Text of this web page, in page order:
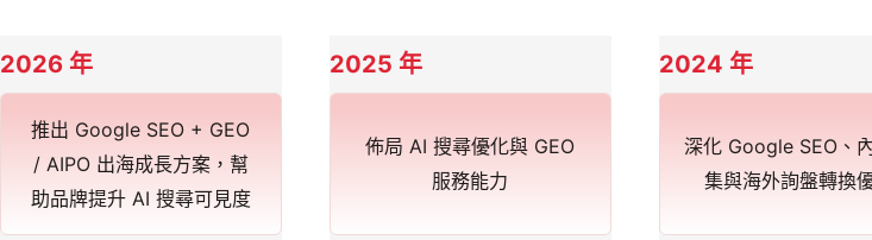
2026 年
推出 Google SEO + GEO
/ AIPO 出海成長方案，幫
助品牌提升 AI 搜尋可見度
2025 年
佈局 AI 搜尋優化與 GEO
服務能力
2024 年
深化 Google SEO、
集與海外詢盤轉換